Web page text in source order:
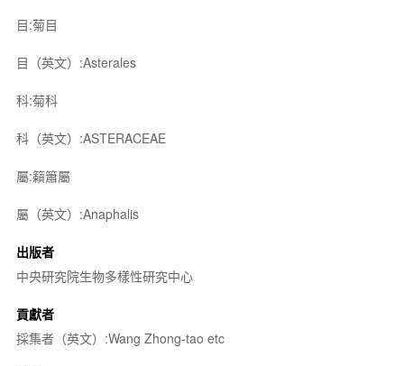
目:菊目
目（英文）:Asterales
科:菊科
科（英文）:ASTERACEAE
屬:籟簫屬
屬（英文）:Anaphalis
出版者
中央研究院生物多樣性研究中心
貢獻者
採集者（英文）:Wang Zhong-tao etc